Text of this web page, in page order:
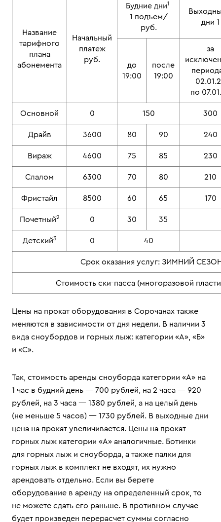
Название
тарифного
плана
абонемента
Начальный
платеж
руб.
Будние дни1
1 подъем/
руб.
дни
до
19:00
после
19:00
за
по
Основной 0 150 300
Драйв 3600 80 90 240
Вираж 4600 75 85 230
Слалом 6300 70 80 210
Фристайл 8500 60 65 170
Почетный2 0 30 35
Детский3 0 40
Срок оказания услуг: ЗИМНИЙ
Стоимость ски-пасса (многоразовой
Цены на прокат оборудования в Сорочанах также
меняются в зависимости от дня недели. В наличии 3
вида сноубордов и горных лыж: категории «А», «Б»
и «С».
Так, стоимость аренды сноуборда категории «А» на
1 час в будний день — 700 рублей, на 2 часа — 920
рублей, на 3 часа — 1380 рублей, а на целый день
(не меньше 5 часов) — 1730 рублей. В выходные дни
цена на прокат увеличивается. Цены на прокат
горных лыж категории «А» аналогичные. Ботинки
для горных лыж и сноуборда, а также палки для
горных лыж в комплект не входят, их нужно
арендовать отдельно. Если вы берете
оборудование в аренду на определенный срок, то
не можете сдать его раньше. В противном случае
будет произведен перерасчет суммы согласно